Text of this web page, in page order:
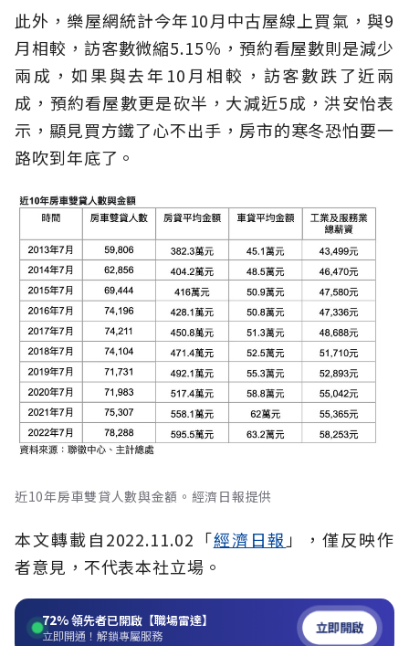
此外，樂屋網統計今年10月中古屋線上買氣，與9
月相較，訪客數微縮5.15％，預約看屋數則是減少
兩成，如果與去年10月相較，訪客數跌了近兩
成，預約看屋數更是砍半，大減近5成，洪安怡表
示，顯見買方鐵了心不出手，房市的寒冬恐怕要一
路吹到年底了。
近10年房車雙貸人數與金額。經濟日報提供
本文轉載自2022.11.02 「經濟日報」
，僅反映作
者意見，不代表本社立場。
72%領先者已開啟【職場雷達】
立即開通！解鎖專屬服務 立即開啟